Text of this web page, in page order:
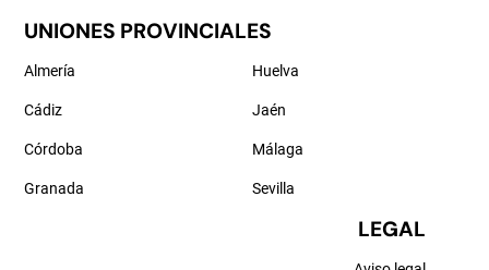
UNIONES PROVINCIALES
Almería
Cádiz
Córdoba
Granada
Huelva
Jaén
Málaga
Sevilla
LEGAL